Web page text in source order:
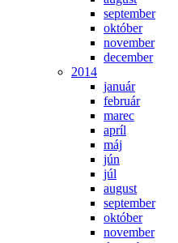
september
október
november
december
2014
január
február
marec
apríl
máj
jún
júl
august
september
október
november